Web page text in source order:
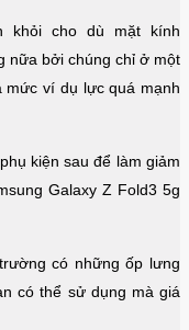
khỏi cho dù mặt kính
nữa bởi chúng chỉ ở một
mức ví dụ lực quá mạnh
kiện sau để làm giảm
Galaxy Z Fold3 5g
có những ốp lưng
có thể sử dụng mà giá